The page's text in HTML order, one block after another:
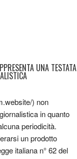
UNA TESTATA
) non
in quanto
periodicità.
un prodotto
italiana n° 62 del